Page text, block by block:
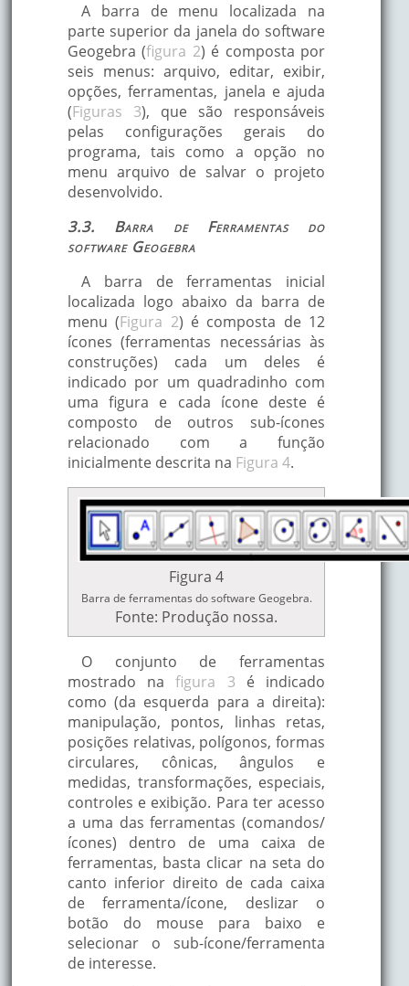
A barra de menu localizada na
parte superior da janela do software
Geogebra (figura 2) é composta por
seis menus: arquivo, editar, exibir,
opções, ferramentas, janela e ajuda
(Figuras 3), que são responsáveis
pelas configurações gerais do
programa, tais como a opção no
menu arquivo de salvar o projeto
desenvolvido.
3.3. Barra de Ferramentas do
software Geogebra
A barra de ferramentas inicial
localizada logo abaixo da barra de
menu (Figura 2) é composta de 12
ícones (ferramentas necessárias às
construções) cada um deles é
indicado por um quadradinho com
uma figura e cada ícone deste é
composto de outros sub-ícones
relacionado com a função
inicialmente descrita na Figura 4.
Figura 4
Barra de ferramentas do software Geogebra.
Fonte: Produção nossa.
O conjunto de ferramentas
mostrado nafigura 3 é indicado
como (da esquerda para a direita):
manipulação, pontos, linhas retas,
posições relativas, polígonos, formas
circulares, cônicas, ângulos e
medidas, transformações, especiais,
controles e exibição. Para ter acesso
a uma das ferramentas (comandos/
ícones) dentro de uma caixa de
ferramentas, basta clicar na seta do
canto inferior direito de cada caixa
de ferramenta/ícone, deslizar o
botão do mouse para baixo e
selecionar o sub-ícone/ferramenta
de interesse.